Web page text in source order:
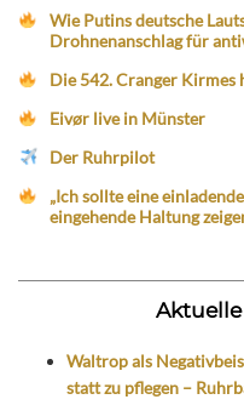
Wie Putins deutsche
Drohnenanschlag für
Die 542. Cranger Kirmes
Eivør live in Münster
Der Ruhrpilot
„Ich sollte eine
eingehende Haltung
Waltrop als
statt zu pflegen –